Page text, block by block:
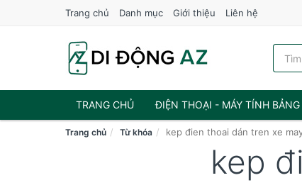
Trang chủ Danh mục Giới thiệu Liên hệ
TRANG CHỦ ĐIỆN THOẠI - MÁY TÍNH BẢNG
Trang chủ Từ khóa kep đien thoai dán tren xe
kep